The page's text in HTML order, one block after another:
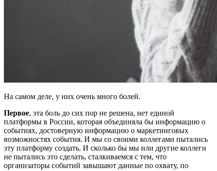
На самом деле, у них очень много болей.
Первое, эта боль до сих пор не решена, нет единой
платформы в России, которая объединяла бы информацию о
событиях, достоверную информацию о маркетинговых
возможностях события. И мы со своими коллегами пытались
эту платформу создать. И сколько бы мы или другие коллеги
не пытались это сделать, сталкиваемся с тем, что
организаторы событий завышают данные по охвату, по